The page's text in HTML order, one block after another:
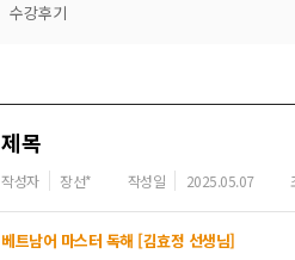
수강후기
제목
작성자 장선* 작성일 2025.05.07
베트남어 마스터 독해 [김효정 선생님]